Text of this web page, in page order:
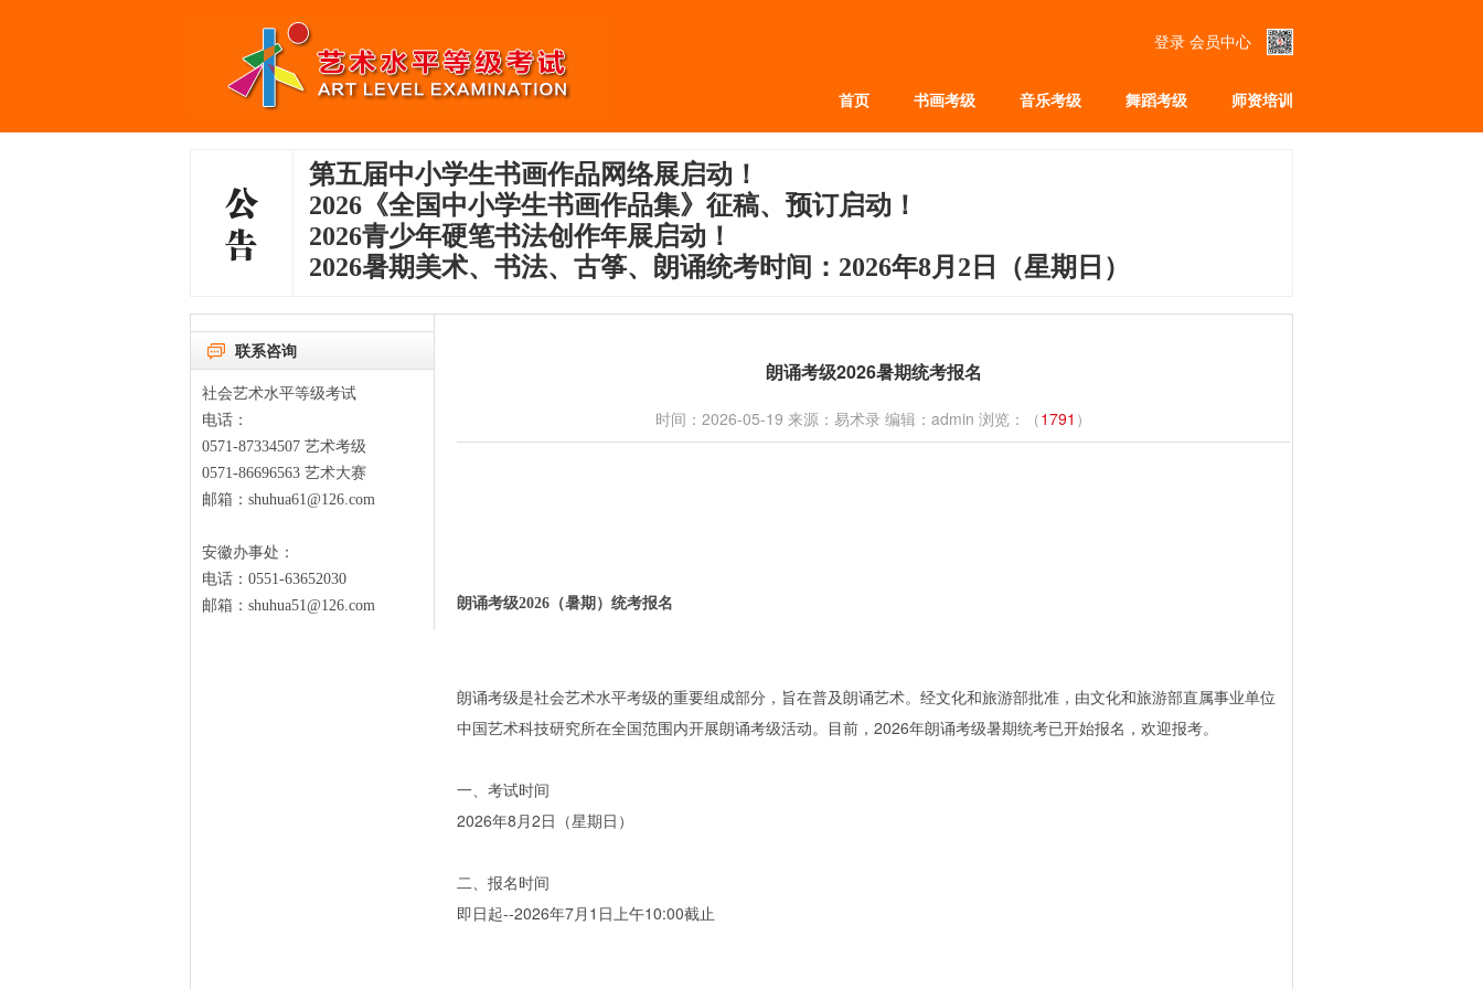
登录 会员中心
首页 书画考级 音乐考级 舞蹈考级 师资培训
第五届中小学生书画作品网络展启动！
2026《全国中小学生书画作品集》征稿、预订启动！
2026青少年硬笔书法创作年展启动！
2026暑期美术、书法、古筝、朗诵统考时间：2026年8月2日（星期日）
联系咨询
社会艺术水平等级考试
电话：
0571-87334507 艺术考级
0571-86696563 艺术大赛
邮箱：shuhua61@126.com
安徽办事处：
电话：0551-63652030
邮箱：shuhua51@126.com
朗诵考级2026暑期统考报名
时间：2026-05-19 来源：易术录 编辑：admin 浏览：（1791 ）
朗诵考级2026（暑期）统考报名
朗诵考级是社会艺术水平考级的重要组成部分，旨在普及朗诵艺术。经文化和旅游部批准，由文化和旅游部直属事业单位
中国艺术科技研究所在全国范围内开展朗诵考级活动。目前，2026年朗诵考级暑期统考已开始报名，欢迎报考。
一、考试时间
2026年8月2日（星期日）
二、报名时间
即日起--2026年7月1日上午10:00截止